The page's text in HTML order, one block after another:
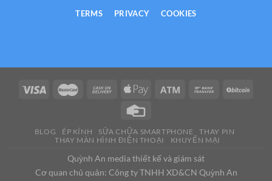
TERMS PRIVACY COOKIES
BLOG ÉP KÍNH SỬA CHỮA SMARTPHONE
THAY PIN
THAY MÀN HÌNH ĐIỆN THOẠI
KHUYẾN MẠI
Quỳnh An media thiết kế và giám sát
Cơ quan chủ quản: Công ty TNHH XD&CN Quỳnh An